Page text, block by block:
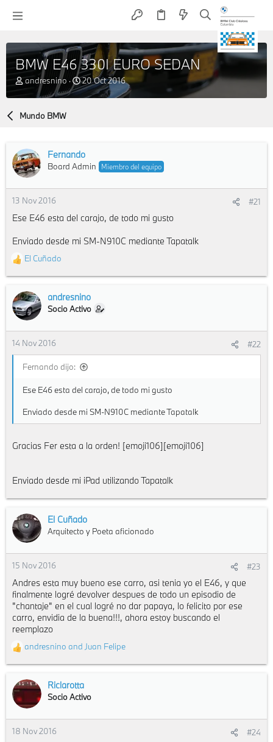
BMW E46 330I EURO SEDAN
A
u
t
o
andresnino
F
e
c
i
n
c
20 Oct 2016
Mundo BMW
Fernando
Board Admin Miembro del equipo
13 Nov 2016 #21
Ese E46 esta del carajo, de todo mi gusto
Enviado desde mi SM-N910C mediante Tapatalk
R
e
c
t
o
n
El Cuñado
andresnino
Socio Activo
14 Nov 2016 #22
Fernando dijo:
Ese E46 esta del carajo, de todo mi gusto
Enviado desde mi SM-N910C mediante Tapatalk
Gracias Fer esta a la orden! [emoji106][emoji106]
Enviado desde mi iPad utilizando Tapatalk
El Cuñado
Arquitecto y Poeta aficionado
15 Nov 2016 #23
Andres esta muy bueno ese carro, asi tenia yo el E46, y que
finalmente logré devolver despues de todo un episodio de
"chantaje" en el cual logré no dar papaya, lo felicito por ese
carro, envidia de la buena!!!, ahora estoy buscando el
reemplazo
R
e
c
t
o
n
andresnino and Juan Felipe
Riclarotta
Socio Activo
18 Nov 2016 #24